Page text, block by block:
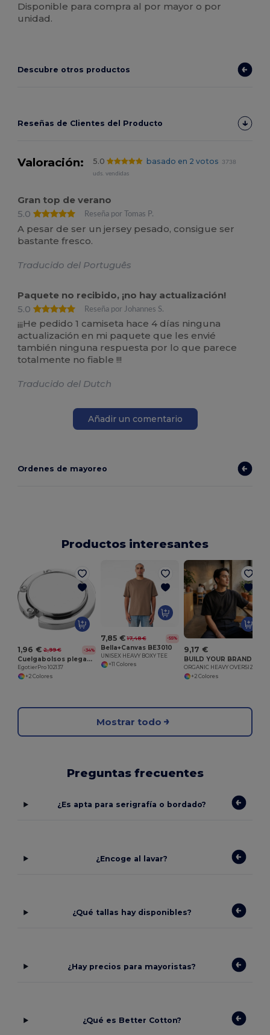
Disponible para compra al por mayor o por
unidad.
Descubre otros productos
Reseñas de Clientes del Producto
Valoración: 5.0 basado en 2 votos
3738
uds. vendidas
Gran top de verano
5.0
Reseña por Tomas P.
A pesar de ser un jersey pesado, consigue ser
bastante fresco.
Traducido del Português
Paquete no recibido, ¡no hay actualización!
5.0
Reseña por Johannes S.
¡¡¡He pedido 1 camiseta hace 4 días ninguna
actualización en mi paquete que les envié
también ninguna respuesta por lo que parece
totalmente no fiable !!!
Traducido del Dutch
Añadir un comentario
Ordenes de mayoreo
Productos interesantes
1,96 € 2,99 € -34%
Cuelgabolsos plegable "Atlantis"
EgotierPro 102137
+2 Colores
7,85 € 17,48 € -55%
Bella+Canvas BE3010
UNISEX HEAVY BOXY TEE
+11 Colores
9,17 €
+2 Colores
Mostrar todo
Preguntas frecuentes
¿Es apta para serigrafía o bordado?
¿Encoge al lavar?
¿Qué tallas hay disponibles?
¿Hay precios para mayoristas?
¿Qué es Better Cotton?